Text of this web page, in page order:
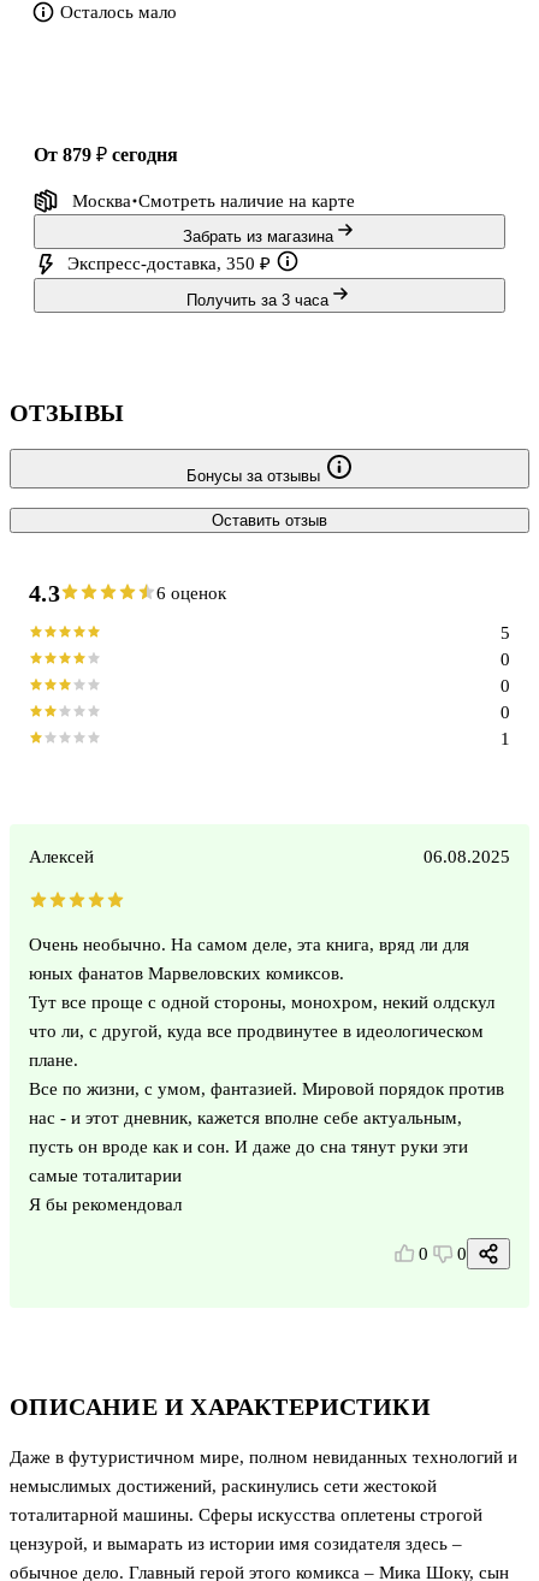
Осталось мало
от 879 ₽ сегодня
Москва Смотреть наличие на карте
Забрать из магазина
Экспресс-доставка, 350 ₽
Получить за 3 часа
ОПИСАНИЕ И ХАРАКТЕРИСТИКИ
Даже в футуристичном мире, полном невиданных технологий и
немыслимых достижений, раскинулись сети жестокой
тоталитарной машины. Сферы искусства оплетены строгой
цензурой, и вымарать из истории имя созидателя здесь –
обычное дело. Главный герой этого комикса – Мика Шоку, сын
ОТЗЫВЫ
Бонусы за отзывы
Оставить отзыв
4.3 6 оценок
1
0
0
0
5
Алексей 06.08.2025
Очень необычно. На самом деле, эта книга, вряд ли для
юных фанатов Марвеловских комиксов.
Тут все проще с одной стороны, монохром, некий олдскул
что ли, с другой, куда все продвинутее в идеологическом
плане.
Все по жизни, с умом, фантазией. Мировой порядок против
нас - и этот дневник, кажется вполне себе актуальным,
пусть он вроде как и сон. И даже до сна тянут руки эти
самые тоталитарии
Я бы рекомендовал
0 0